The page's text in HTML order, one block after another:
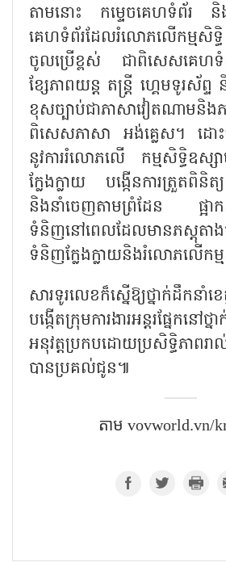
តាមនោះ កម្ទេចគេហទំព័រ និង
គេហទំព័រដែលរំលោភលើកម្មសិ
ចូល​ប្រើខ្ពស់ ជាពិសេសគេហទំព័
ខ្សែភាពយន្ត តន្ត្រី ហ្គេមទូរស័ព្
ខុសច្បាប់ជាភាសាវៀតណាមនិ
ពិសេសភាសា អង់គ្លេស។ ដោ
នូវការរំលោភលើ​ កម្ម​សិទ្ធិឧ
ក្លែងក្លាយ បង្កើនការត្រួតពិ
និងនាំចេញ​តាមព្រំដែន ផ្អា
ទំនិញនៅពេលដែលមានភស្តុតា
ទំនិញក្លែងក្លាយនិង​រំលោភលើ​កម្
សារទូរលេខក៏ស្នើឱ្យថ្នាក់ដឹកនាំ
បង្កើតក្រុមការងារអន្តរ​ផ្នែកនៅ
អនុវត្ត​ប្រកប​ដោយ​ប្រសិទ្ធិ​​ភាព​រា
បាន​ប្រគល់ជូន៕
តាម​ vovworld.vn/